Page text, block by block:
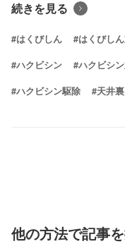
続きを見る
#はくびしん #はくびし
#ハクビシン #ハクビシ
#ハクビシン駆除 #天井
他の方法で記事